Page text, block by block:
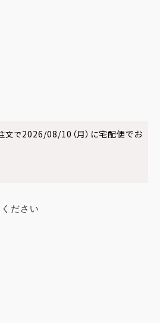
文で2026/08/10（月） に宅配便でお
ださい